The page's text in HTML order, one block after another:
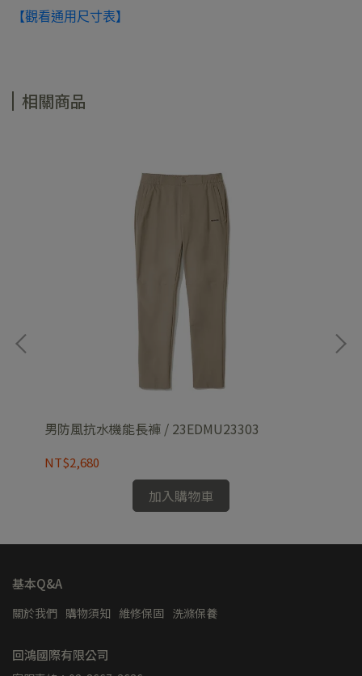
【觀看通用尺寸表】
相關商品
男防風抗水機能長褲 / 23EDMU23303
NT$2,680
加入購物車
基本Q&A
關於我們 購物須知 維修保固 洗滌保養
回鴻國際有限公司